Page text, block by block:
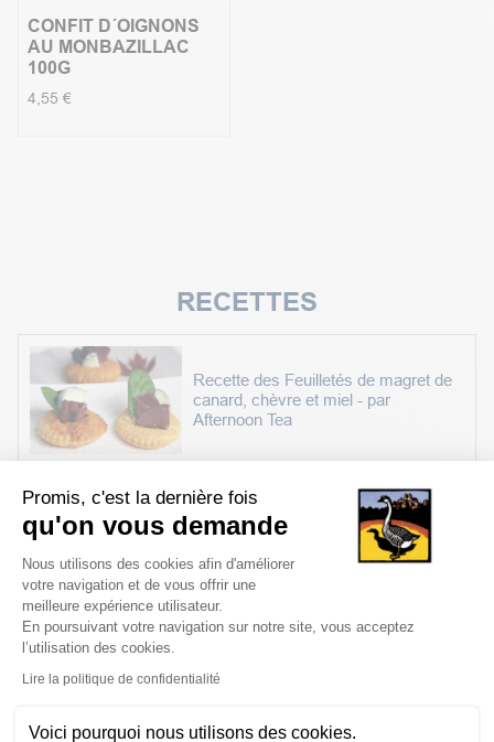
Promis, c'est la dernière fois
qu'on vous demande
Plateforme de Gestion du
Nous utilisons des cookies afin d'améliorer
votre navigation et de vous offrir une
meilleure expérience utilisateur.
En poursuivant votre navigation sur notre site, vous acceptez
l’utilisation des cookies.
Lire la politique de confidentialité
Voici pourquoi nous utilisons des cookies.
Axeptio consent
CONFIT D´OIGNONS
AU MONBAZILLAC
100G
4,55 €
RECETTES
Recette des Feuilletés de magret de
canard, chèvre et miel - par
Afternoon Tea
Voir toutes les recettes